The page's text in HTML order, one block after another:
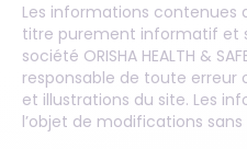
Les informations contenues
titre purement informatif et
société ORISHA HEALTH &
responsable de toute erreur
et illustrations du site. Les
l’objet de modifications sans